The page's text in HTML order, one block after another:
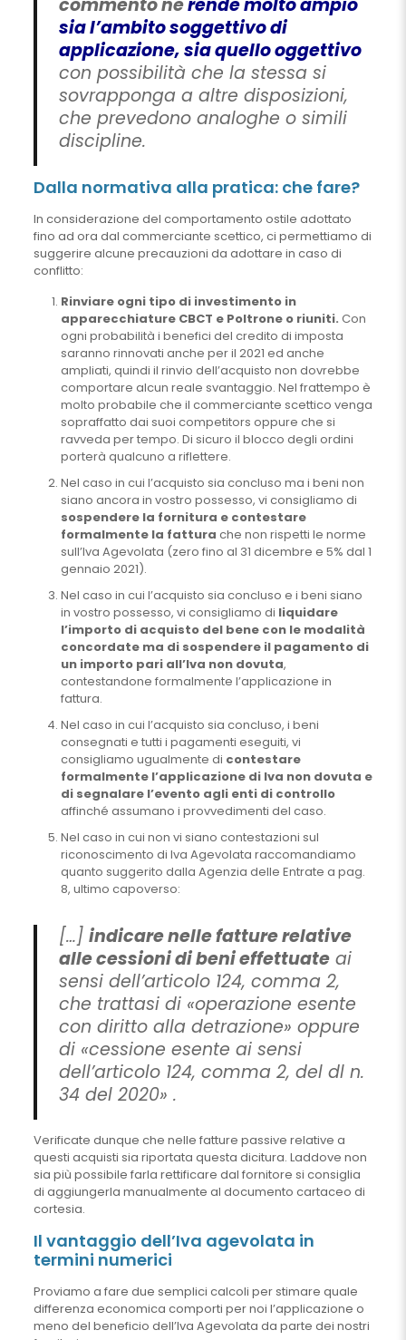
commento nerende molto ampio
sia l’ambito soggettivo di
applicazione, sia quello oggettivo
con possibilità che la stessa si
sovrapponga a altre disposizioni,
che prevedono analoghe o simili
discipline.
Dalla normativa alla pratica: che fare?
In considerazione del comportamento ostile adottato
fino ad ora dal commerciante scettico, ci permettiamo di
suggerire alcune precauzioni da adottare in caso di
conflitto:
Rinviare ogni tipo di investimento in
apparecchiature CBCT e Poltrone o riuniti. Con
ogni probabilità i benefici del credito di imposta
saranno rinnovati anche per il 2021 ed anche
ampliati, quindi il rinvio dell’acquisto non dovrebbe
comportare alcun reale svantaggio. Nel frattempo è
molto probabile che il commerciante scettico venga
sopraffatto dai suoi competitors oppure che si
ravveda per tempo. Di sicuro il blocco degli ordini
porterà qualcuno a riflettere.
Nel caso in cui l’acquisto sia concluso ma i beni non
siano ancora in vostro possesso, vi consigliamo di
sospendere la fornitura e contestare
formalmente la fattura che non rispetti le norme
sull’Iva Agevolata (zero fino al 31 dicembre e 5% dal 1
gennaio 2021).
Nel caso in cui l’acquisto sia concluso e i beni siano
in vostro possesso, vi consigliamo di liquidare
l’importo di acquisto del bene con le modalità
concordate ma di sospendere il pagamento di
un importo pari all’Iva non dovuta,
contestandone formalmente l’applicazione in
fattura.
Nel caso in cui l’acquisto sia concluso, i beni
consegnati e tutti i pagamenti eseguiti, vi
consigliamo ugualmente di contestare
formalmente l’applicazione di Iva non dovuta e
di segnalare l’evento agli enti di controllo
affinché assumano i provvedimenti del caso.
Nel caso in cui non vi siano contestazioni sul
riconoscimento di Iva Agevolata raccomandiamo
quanto suggerito dalla Agenzia delle Entrate a pag.
8, ultimo capoverso:
[…] indicare nelle fatture relative
alle cessioni di beni effettuateai
sensi dell’articolo 124, comma 2,
che trattasi di «operazione esente
con diritto alla detrazione» oppure
di «cessione esente ai sensi
dell’articolo 124, comma 2, del dl n.
34 del 2020» .
Verificate dunque che nelle fatture passive relative a
questi acquisti sia riportata questa dicitura. Laddove non
sia più possibile farla rettificare dal fornitore si consiglia
di aggiungerla manualmente al documento cartaceo di
cortesia.
Il vantaggio dell’Iva agevolata in
termini numerici
Proviamo a fare due semplici calcoli per stimare quale
differenza economica comporti per noi l’applicazione o
meno del beneficio dell’Iva Agevolata da parte dei nostri